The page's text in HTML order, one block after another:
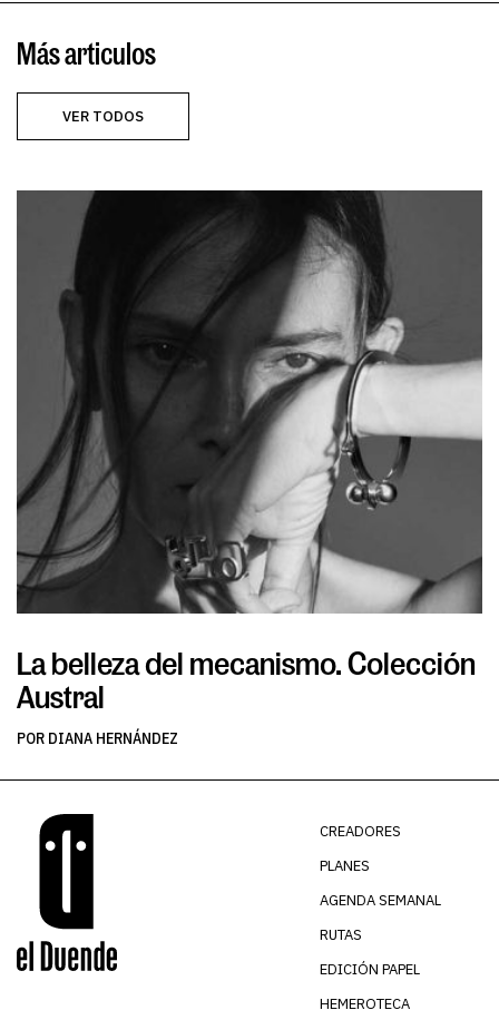
Más articulos
VER TODOS
La belleza del mecanismo. Colección
Austral
POR DIANA HERNÁNDEZ
CREADORES
PLANES
AGENDA SEMANAL
RUTAS
EDICIÓN PAPEL
HEMEROTECA